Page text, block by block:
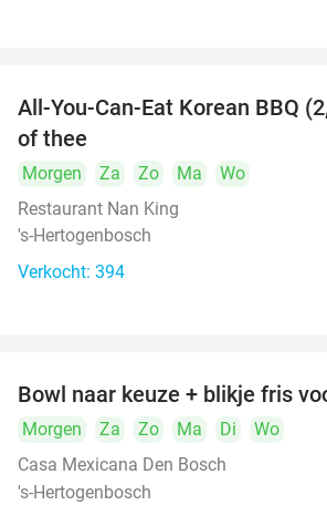
All-You-Can-Eat Korean BBQ
of thee
Morgen Za Zo Ma
Wo
Restaurant Nan King
's-Hertogenbosch
Verkocht: 394
Bowl naar keuze + blikje fris
Morgen Za Zo Ma Di
Wo
Casa Mexicana Den Bosch
's-Hertogenbosch